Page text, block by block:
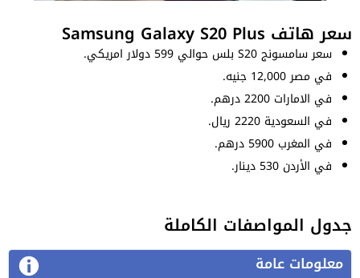
سعر هاتف Samsung Galaxy S20 Plus
سعر سامسونج S20 بلس حوالي 599 دولار امريكي.
في مصر 12,000 جنيه.
في الامارات 2200 درهم.
في السعودية 2220 ريال.
في المغرب 5900 درهم.
في الأردن 530 دينار.
جدول المواصفات الكاملة
معلومات عامة